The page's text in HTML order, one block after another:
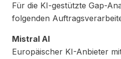
Für die KI-gestützte Gap-
folgenden
Mistral AI
Europäischer KI-Anbieter